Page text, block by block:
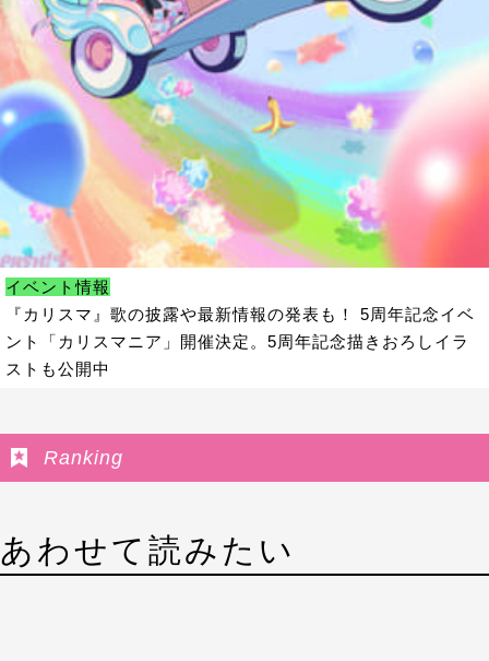
イベント情報
『カリスマ』歌の披露や最新情報の発表も！ 5周年記念イベ
ント「カリスマニア」開催決定。5周年記念描きおろしイラ
ストも公開中
Ranking
あわせて読みたい